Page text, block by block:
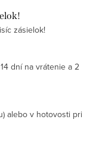
zásielok!
dní na vrátenie a 2
alebo v hotovosti pri